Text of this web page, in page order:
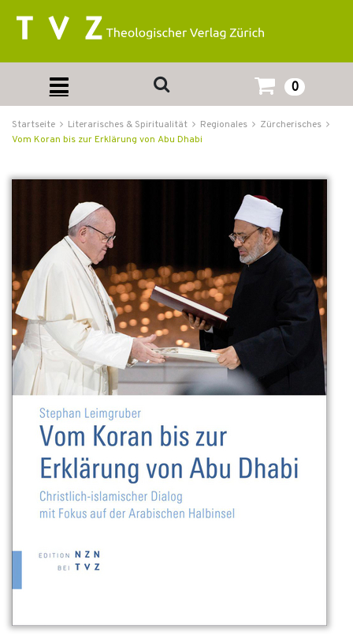
0
Startseite Literarisches & Spiritualität Regionales
Zürcherisches
Vom Koran bis zur Erklärung von Abu Dhabi